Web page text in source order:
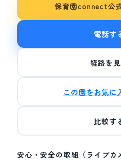
保育園connect公
電話す
経路を
この園をお気に
比較す
安心・安全の取組（ライブカ